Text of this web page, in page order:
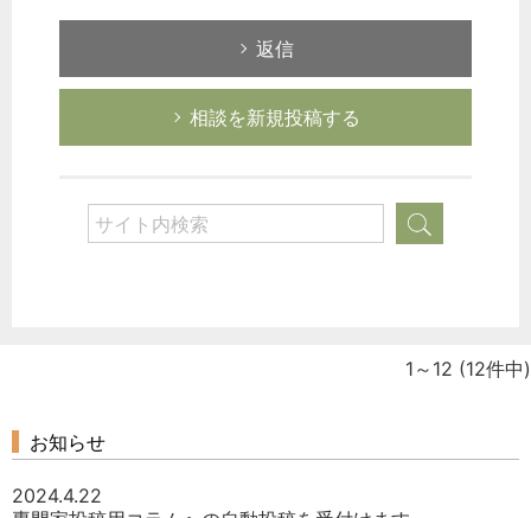
返信
相談を新規投稿する
1～12 (12件中)
お知らせ
2024.4.22